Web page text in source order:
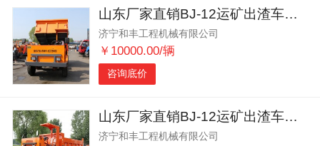
山东厂家直销BJ-12运矿出渣车适应性强
济宁和丰工程机械有限公司
￥10000.00/辆
咨询底价
山东厂家直销BJ-12运矿出渣车适应性强
济宁和丰工程机械有限公司